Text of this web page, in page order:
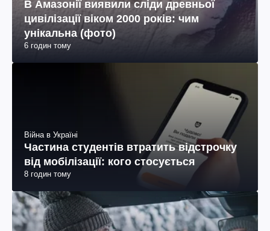
В Амазонії виявили сліди древньої
цивілізації віком 2000 років: чим
унікальна (фото)
6 годин тому
Війна в Україні
Частина студентів втратить відстрочку
від мобілізації: кого стосується
8 годин тому